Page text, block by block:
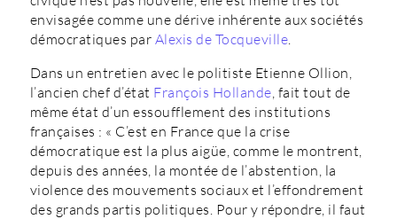
envisagée comme une dérive inhérente aux sociétés
démocratiques par Alexis de Tocqueville.
Dans un entretien avec le politiste Etienne Ollion,
l’ancien chef d’état François Hollande, fait tout de
même état d’un essoufflement des institutions
françaises : « C’est en France que la crise
démocratique est la plus aigüe, comme le montrent,
depuis des années, la montée de l’abstention, la
violence des mouvements sociaux et l’effondrement
des grands partis politiques. Pour y répondre, il faut